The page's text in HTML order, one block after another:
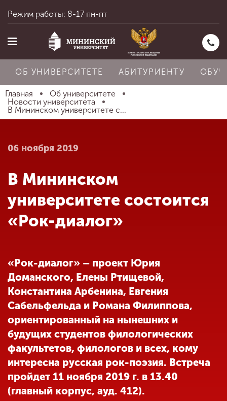
Главная
Абитуриенту
Обучение
Наука
Международная
деятельность
Другие виды
деятельности
Студенческая жизнь
Режим работы: 8-17 пн-пт
ОБ УНИВЕРСИТЕТЕ АБИТУРИЕНТУ
Главная
Об университете
Новости университета
В Мининском университете с...
06 ноября 2019
В Мининском
университете состоится
«Рок-диалог»
«Рок-диалог» – проект Юрия
Доманского, Елены Ртищевой,
Константина Арбенина, Евгения
Сабельфельда и Романа Филиппова,
ориентированный на нынешних и
будущих студентов филологических
факультетов, филологов и всех, кому
интересна русская рок-поэзия. Встреча
пройдет 11 ноября 2019 г. в 13.40
(главный корпус, ауд. 412).